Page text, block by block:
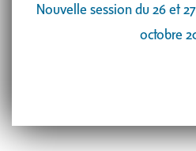
Nouvelle session du 26 et
octobre